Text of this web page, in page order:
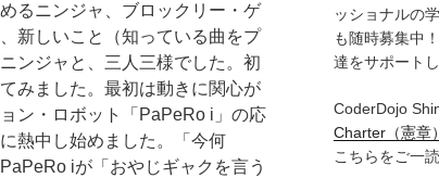
るニンジャ、ブロックリー・ゲ
新しいこと（知っている曲をプ
ンジャと、三人三様でした。初
みました。最初は動きに関心が
ン・ロボット「PaPeRo i」の応
熱中し始めました。「今何
iが「おやじギャクを言う
ッショナルの
も随時募集中
達をサポート
CoderDojo
Charter（憲章）
こちらをご一